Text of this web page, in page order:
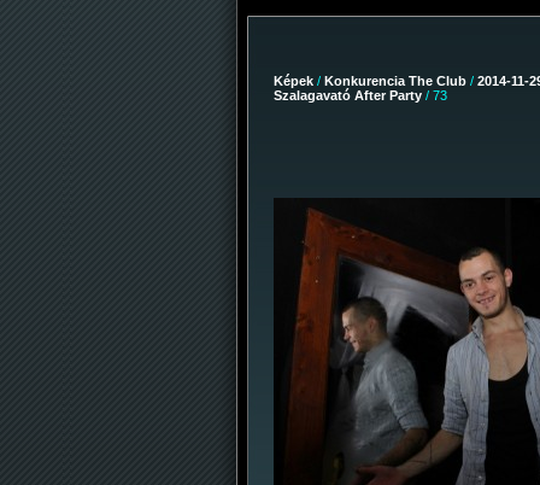
Képek / Konkurencia The Club / 2014-11-
Szalagavató After Party / 73